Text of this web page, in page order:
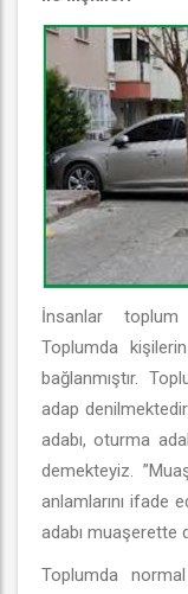
İnsanlar toplum
Toplumda
bağlanmıştır.
adap
adabı, oturma
demekteyiz.
anlamlarını ifade
adabı muaşerette
Toplumda normal